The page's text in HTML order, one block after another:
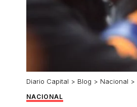
Diario Capital > Blog > Nacional >
NACIONAL